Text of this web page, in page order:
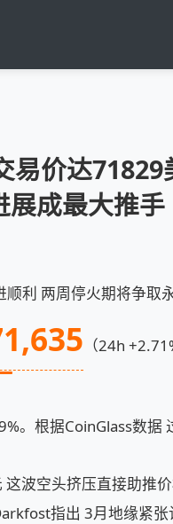
易价达
展成最大推手
利 两周停火期将争取
（24h
。根据CoinGlass数据
波空头挤压直接助推
指出 3月地缘紧